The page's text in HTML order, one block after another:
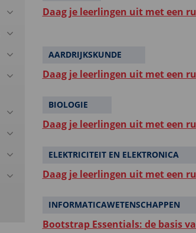
Daag je leerlingen uit met een
AARDRIJKSKUNDE
Daag je leerlingen uit met een
BIOLOGIE
Daag je leerlingen uit met een
ELEKTRICITEIT EN ELEKTRONICA
Daag je leerlingen uit met een
INFORMATICAWETENSCHAPPEN
Bootstrap Essentials: de basis